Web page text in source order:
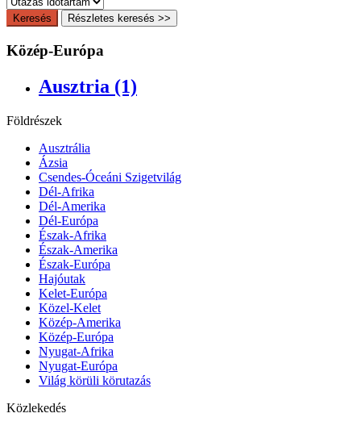
Keresés Részletes keresés >>
Közép-Európa
Ausztria (1)
Földrészek
Ausztrália
Ázsia
Csendes-Óceáni Szigetvilág
Dél-Afrika
Dél-Amerika
Dél-Európa
Észak-Afrika
Észak-Amerika
Észak-Európa
Hajóutak
Kelet-Európa
Közel-Kelet
Közép-Amerika
Közép-Európa
Nyugat-Afrika
Nyugat-Európa
Világ körüli körutazás
Közlekedés